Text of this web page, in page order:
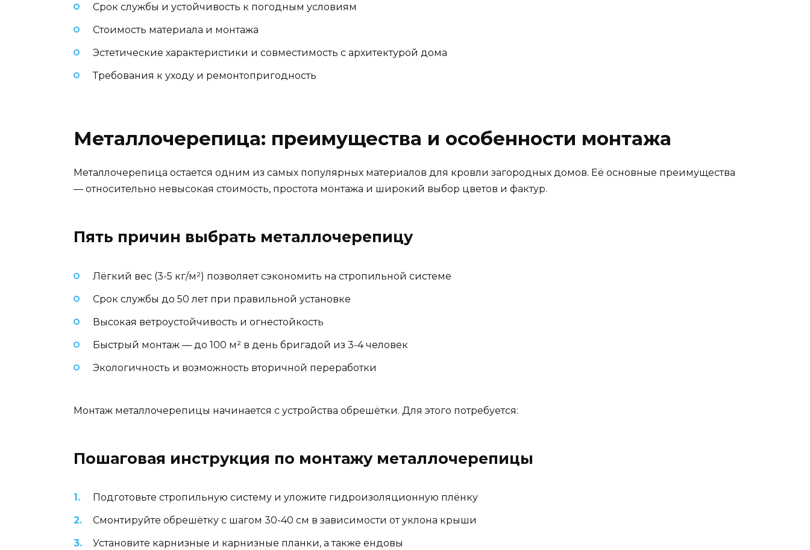
Срок службы и устойчивость к погодным условиям
Стоимость материала и монтажа
Эстетические характеристики и совместимость с архитектурой дома
Требования к уходу и ремонтопригодность
Металлочерепица: преимущества и особенности монтажа
Металлочерепица остается одним из самых популярных материалов для кровли загородных домов. Её основные преимущества
— относительно невысокая стоимость, простота монтажа и широкий выбор цветов и фактур.
Пять причин выбрать металлочерепицу
Лёгкий вес (3-5 кг/м²) позволяет сэкономить на стропильной системе
Срок службы до 50 лет при правильной установке
Высокая ветроустойчивость и огнестойкость
Быстрый монтаж — до 100 м² в день бригадой из 3-4 человек
Экологичность и возможность вторичной переработки
Монтаж металлочерепицы начинается с устройства обрешётки. Для этого потребуется:
Пошаговая инструкция по монтажу металлочерепицы
Подготовьте стропильную систему и уложите гидроизоляционную плёнку
Смонтируйте обрешётку с шагом 30-40 см в зависимости от уклона крыши
Установите карнизные и карнизные планки, а также ендовы